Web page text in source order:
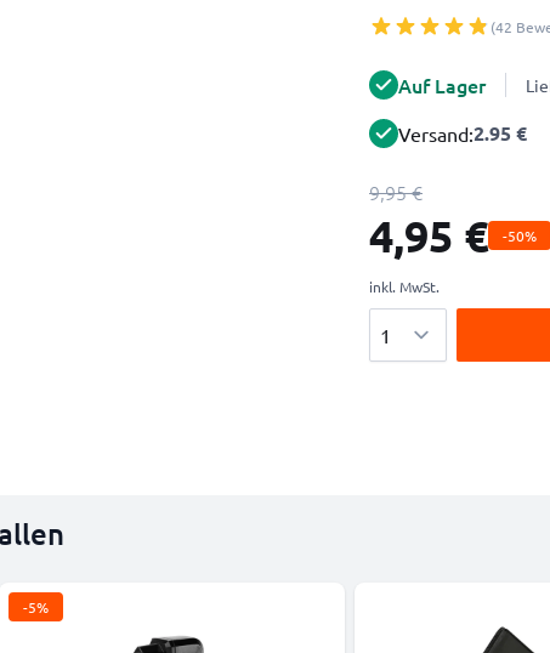
(42
Auf Lager
Versand:2.95 €
9,95 €
4,95 € -50%
inkl. MwSt.
-5%